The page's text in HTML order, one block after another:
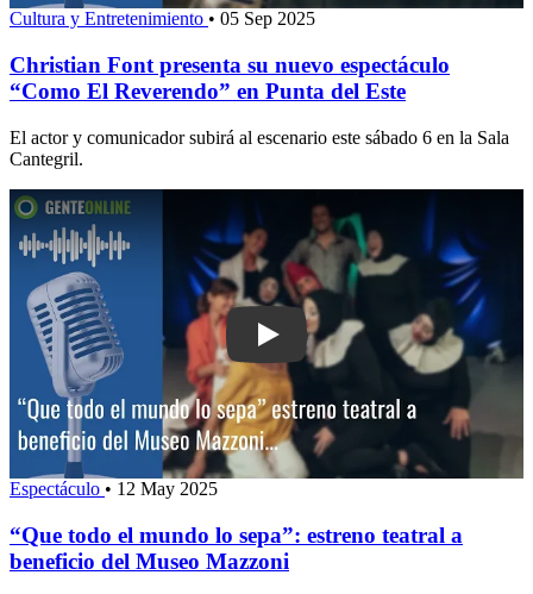
Cultura y Entretenimiento • 05 Sep 2025
Christian Font presenta su nuevo espectáculo
“Como El Reverendo” en Punta del Este
El actor y comunicador subirá al escenario este sábado 6 en la Sala
Cantegril.
Play: “Que todo el mundo lo sepa”:
Espectáculo • 12 May 2025
“Que todo el mundo lo sepa”: estreno teatral a
beneficio del Museo Mazzoni